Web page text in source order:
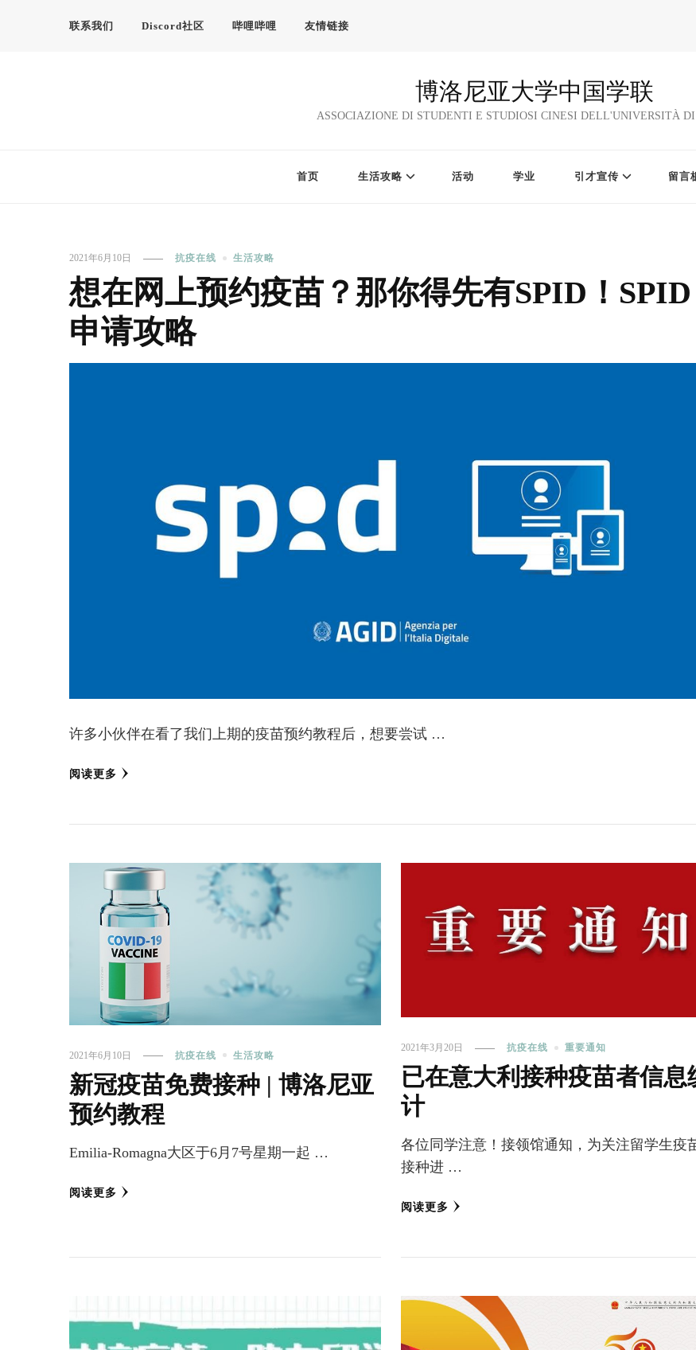
联系我们 Discord社区 哔哩哔哩 友情链接
博洛尼亚大学中国学联
ASSOCIAZIONE DI STUDENTI E STUDIOSI CINESI DELL'UNIVERSITÀ
首页 生活攻略 活动 学业 引才宣传 留言
2021年6月10日 抗疫在线 生活攻略
想在网上预约疫苗？那你得先有SPID！SPID
申请攻略
许多小伙伴在看了我们上期的疫苗预约教程后，想要尝试 …
阅读更多
2021年6月10日 抗疫在线 生活攻略
新冠疫苗免费接种 | 博洛尼亚
预约教程
Emilia-Romagna大区于6月7号星期一起 …
阅读更多
2021年3月20日 抗疫在线 重要通知
已在意大利接种疫苗者信息
计
各位同学注意️！接领馆通知，为关注留学生疫
接种进 …
阅读更多